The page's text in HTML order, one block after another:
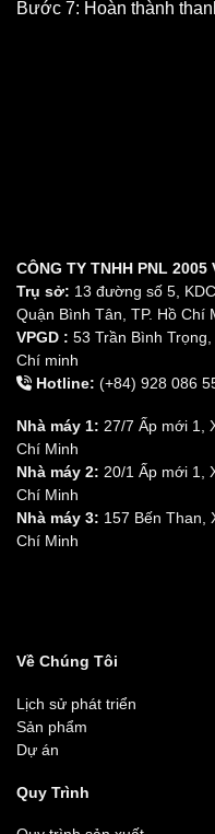
Bước 7: Hoàn thành
CÔNG TY TNHH PNL 2005
Trụ sở: 13 đường số 5,
Quận Bình Tân, TP. Hồ Chí
VPGD : 53 Trần Bình
Chí minh
Hotline: (+84) 928 086
Nhà máy 1: 27/7 Ấp mới 1,
Chí Minh
Nhà máy 2: 20/1 Ấp mới 1,
Chí Minh
Nhà máy 3: 157 Bến Than,
Chí Minh
Về Chúng Tôi
Lịch sử phát triển
Sản phẩm
Dự án
Quy Trình